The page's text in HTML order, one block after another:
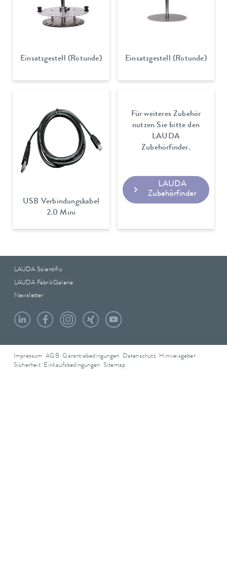
Einsatzgestell (Rotunde) Einsatzgestell (Rotunde)
USB Verbindungskabel
2.0 Mini
Für weiteres Zubehör
nutzen Sie bitte den
LAUDA
Zubehörfinder.
LAUDA
Zubehörfinder
LAUDA Scientific
LAUDA FabrikGalerie
Newsletter
Impressum AGB Garantiebedingungen Datenschutz Hinweisgeber
Sicherheit Einkaufsbedingungen Sitemap